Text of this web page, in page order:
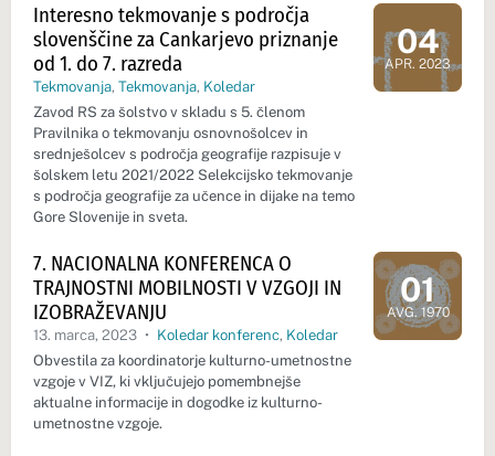
Interesno tekmovanje s področja
slovenščine za Cankarjevo priznanje
od 1. do 7. razreda
Tekmovanja, Tekmovanja, Koledar
Zavod RS za šolstvo v skladu s 5. členom
Pravilnika o tekmovanju osnovnošolcev in
srednješolcev s področja geografije razpisuje v
šolskem letu 2021/2022 Selekcijsko tekmovanje
s področja geografije za učence in dijake na temo
Gore Slovenije in sveta.
04
APR. 2023
Dan
7. NACIONALNA KONFERENCA O
TRAJNOSTNI MOBILNOSTI V VZGOJI IN
IZOBRAŽEVANJU
13. marca, 2023 • Koledar konferenc, Koledar
Obvestila za koordinatorje kulturno-umetnostne
vzgoje v VIZ, ki vključujejo pomembnejše
aktualne informacije in dogodke iz kulturno-
umetnostne vzgoje.
01
AVG. 1970
Dan